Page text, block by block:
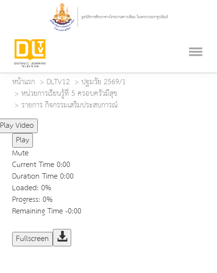
หน้าแรก DLTV12
ปฐมวัย 2569/1
หน่วยการเรียนรู้ที่ 5 ครอบครัวมีสุข
รายการ กิจกรรมเสริมประสบการณ์
Play Video
Play
Mute
Current Time0:00
Duration Time0:00
Loaded: 0%
Progress: 0%
Remaining Time-0:00
Fullscreen